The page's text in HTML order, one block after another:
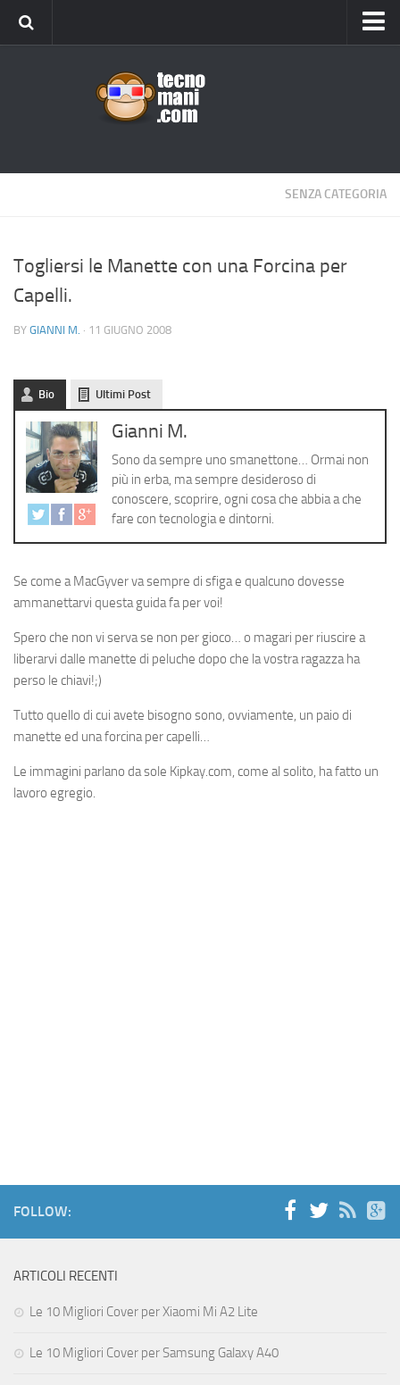
Cellulari
Gadget
Recensioni
Privacy
Cerca
SENZA CATEGORIA
Togliersi le Manette con una Forcina per
Capelli.
BY GIANNI M. · 11 GIUGNO 2008
Bio Ultimi Post
Gianni M.
Sono da sempre uno smanettone… Ormai non
più in erba, ma sempre desideroso di
conoscere, scoprire, ogni cosa che abbia a che
fare con tecnologia e dintorni.
Se come a MacGyver va sempre di sfiga e qualcuno dovesse
ammanettarvi questa guida fa per voi!
Spero che non vi serva se non per gioco… o magari per riuscire a
liberarvi dalle manette di peluche dopo che la vostra ragazza ha
perso le chiavi!;)
Tutto quello di cui avete bisogno sono, ovviamente, un paio di
manette ed una forcina per capelli…
Le immagini parlano da sole Kipkay.com, come al solito, ha fatto un
lavoro egregio.
FOLLOW:
ARTICOLI RECENTI
Le 10 Migliori Cover per Xiaomi Mi A2 Lite
Le 10 Migliori Cover per Samsung Galaxy A40